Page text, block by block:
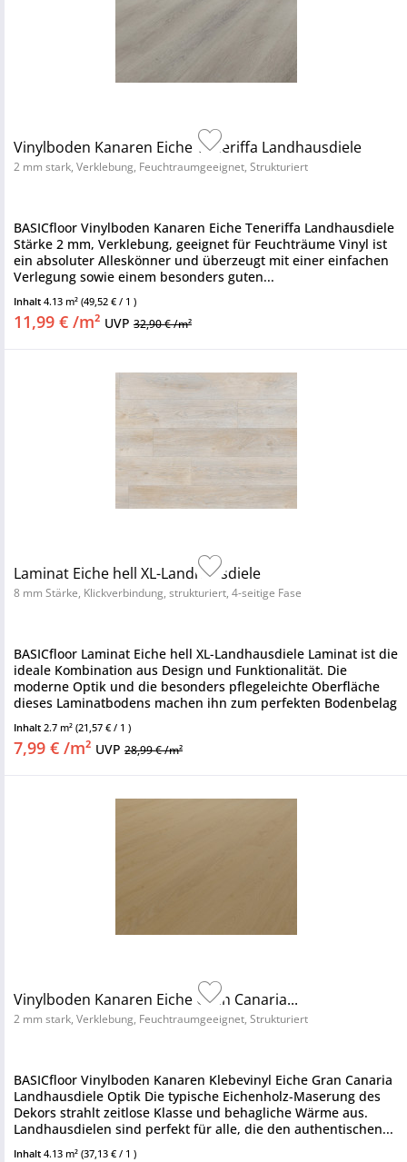
Vinylboden Kanaren Eiche Teneriffa Landhausdiele
2 mm stark, Verklebung, Feuchtraumgeeignet, Strukturiert
BASICfloor Vinylboden Kanaren Eiche Teneriffa Landhausdiele
Stärke 2 mm, Verklebung, geeignet für Feuchträume Vinyl ist
ein absoluter Alleskönner und überzeugt mit einer einfachen
Verlegung sowie einem besonders guten...
Inhalt 4.13 m² (49,52 € / 1 )
11,99 € /m² UVP 32,90 € /m²
Laminat Eiche hell XL-Landhausdiele
8 mm Stärke, Klickverbindung, strukturiert, 4-seitige Fase
BASICfloor Laminat Eiche hell XL-Landhausdiele Laminat ist die
ideale Kombination aus Design und Funktionalität. Die
moderne Optik und die besonders pflegeleichte Oberfläche
dieses Laminatbodens machen ihn zum perfekten Bodenbelag
Inhalt 2.7 m² (21,57 € / 1 )
7,99 € /m² UVP 28,99 € /m²
Vinylboden Kanaren Eiche Gran Canaria...
2 mm stark, Verklebung, Feuchtraumgeeignet, Strukturiert
BASICfloor Vinylboden Kanaren Klebevinyl Eiche Gran Canaria
Landhausdiele Optik Die typische Eichenholz-Maserung des
Dekors strahlt zeitlose Klasse und behagliche Wärme aus.
Landhausdielen sind perfekt für alle, die den authentischen...
Inhalt 4.13 m² (37,13 € / 1 )